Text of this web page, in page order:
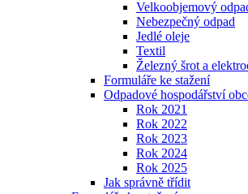
Velkoobjemový
Nebezpečný odpad
Jedlé oleje
Textil
Železný šrot a
Formuláře ke stažení
Odpadové hospodářství
Rok 2021
Rok 2022
Rok 2023
Rok 2024
Rok 2025
Jak správně třídit